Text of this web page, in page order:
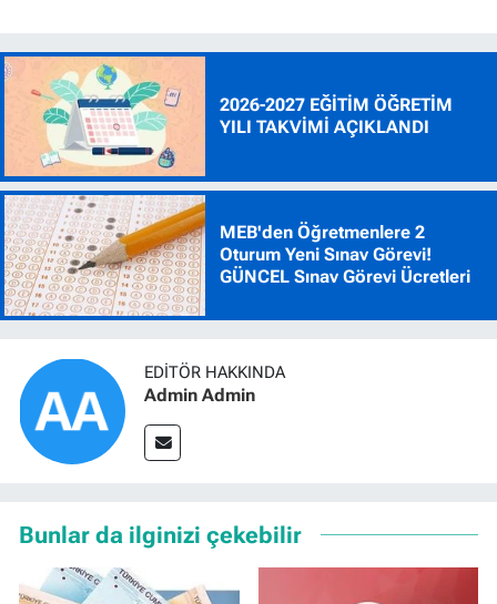
2026-2027 EĞİTİM ÖĞRETİM
YILI TAKVİMİ AÇIKLANDI
MEB'den Öğretmenlere 2
Oturum Yeni Sınav Görevi!
GÜNCEL Sınav Görevi Ücretleri
EDITÖR HAKKINDA
Admin Admin
Bunlar da ilginizi çekebilir